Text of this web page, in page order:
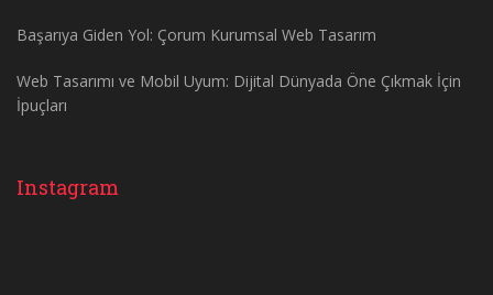
Başarıya Giden Yol: Çorum Kurumsal Web Tasarım
Web Tasarımı ve Mobil Uyum: Dijital Dünyada Öne Çıkmak İçin
İpuçları
Instagram